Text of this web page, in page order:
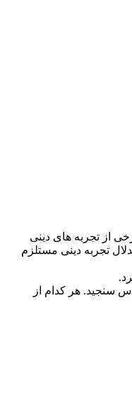
از تجربه های دینی
تجربه دینی مستلزم
سنجید. هر کدام از